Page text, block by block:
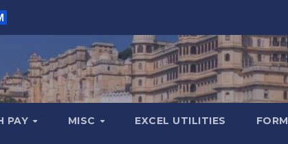
PAY MISC EXCEL UTILITIES